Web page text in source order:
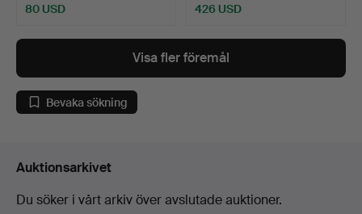
80 USD 426 USD
Visa fler föremål
Bevaka sökning
Auktionsarkivet
Du söker i vårt arkiv över avslutade auktioner.